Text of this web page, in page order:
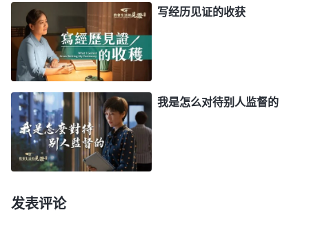
求真，实际上是怕弟兄姊妹对我有不好的看法，不想
自己出头。看到我尽本分丝毫不体贴神心意、不维护
教会工作，处处考虑的都是自己的脸面地位，甚至为
了维护自己的脸面地位，能任由假带领搅扰教会工
作，耽误弟兄姊妹的生命进入，我真是一个自私诡诈
的人。神鉴察人心肺腑，我的所思所想能骗得了人却
骗不了神。那段时间，我心灵里黑暗，摸不着神同
在，这是神的责罚、管教临到了呀！
正好那时，我听说有一处教会的弟兄姊妹发现敌
写经历见证的收获
我是怎么对待别人监督的
发表评论